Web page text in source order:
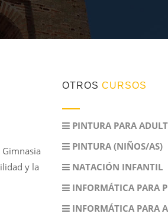
y la
OTROS CURSOS
PINTURA PARA
PINTURA (NIÑOS/AS)
NATACIÓN INFANTIL
INFORMÁTICA PARA
INFORMÁTICA PARA